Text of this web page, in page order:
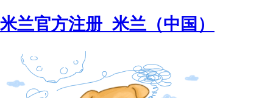
米兰官方注册_米兰（中国）